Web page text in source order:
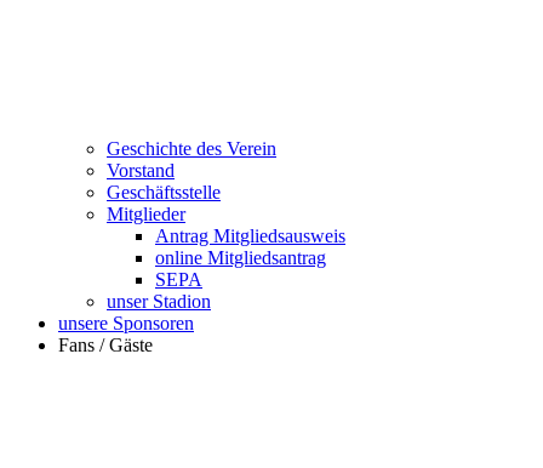
Geschichte des Verein
Vorstand
Geschäftsstelle
Mitglieder
Antrag Mitgliedsausweis
online Mitgliedsantrag
SEPA
unser Stadion
unsere Sponsoren
Fans / Gäste